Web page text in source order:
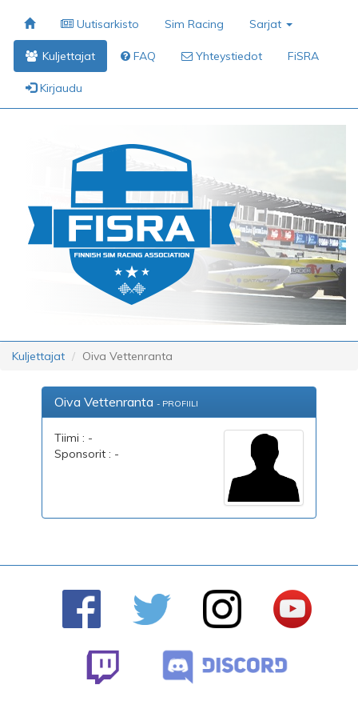
Uutisarkisto Sim Racing Sarjat
Kuljettajat FAQ Yhteystiedot FiSRA
Kirjaudu
Kuljettajat Oiva Vettenranta
Oiva Vettenranta - PROFIILI
Tiimi : -
Sponsorit : -